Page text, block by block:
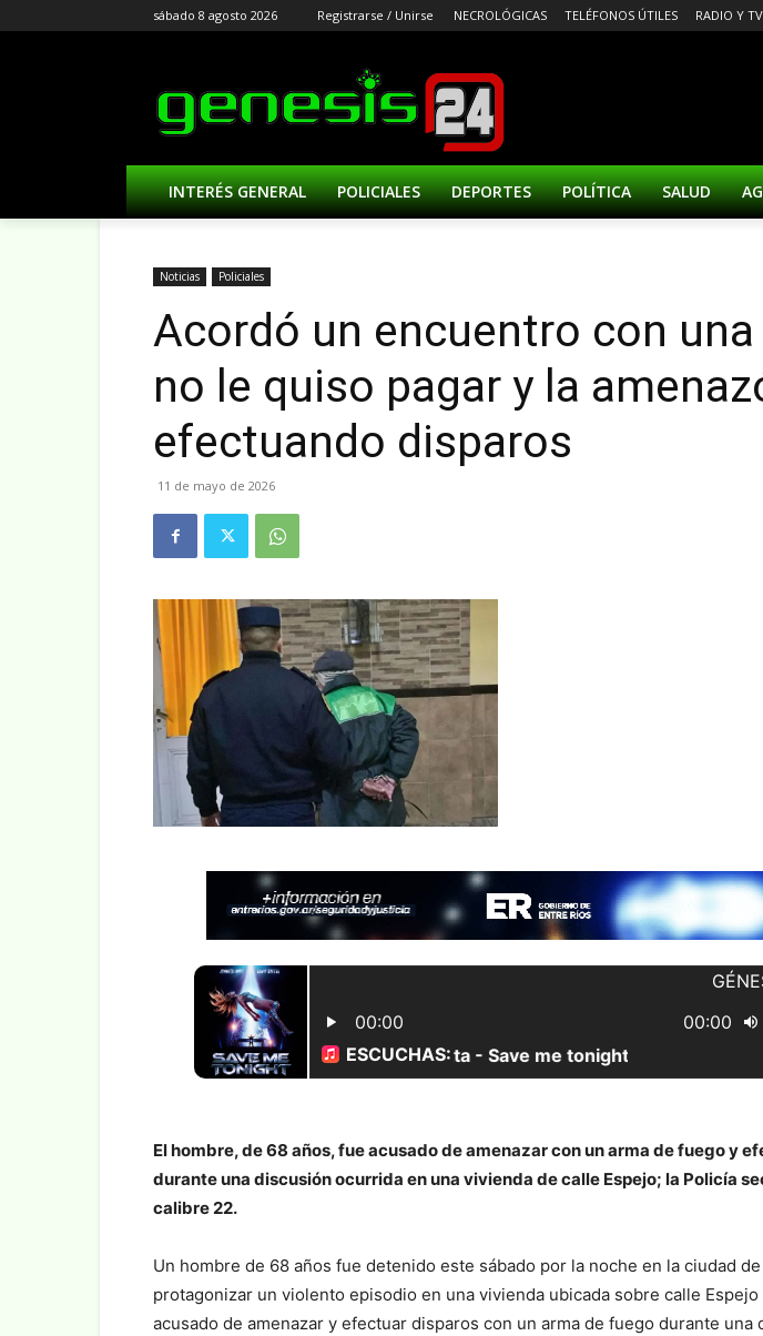
sábado 8 agosto 2026 Registrarse / Unirse NECROLÓGICAS TELÉFONOS ÚTILES RADIO Y
INTERÉS GENERAL POLICIALES DEPORTES POLÍTICA SALUD
Noticias Policiales
Acordó un encuentro con una
no le quiso pagar y la
efectuando disparos
11 de mayo de 2026
El hombre, de 68 años, fue acusado de amenazar con un arma de fuego y
durante una discusión ocurrida en una vivienda de calle Espejo; la Policía
calibre 22.
Un hombre de 68 años fue detenido este sábado por la noche en la ciudad de
protagonizar un violento episodio en una vivienda ubicada sobre calle
acusado de amenazar y efectuar disparos con un arma de fuego durante una